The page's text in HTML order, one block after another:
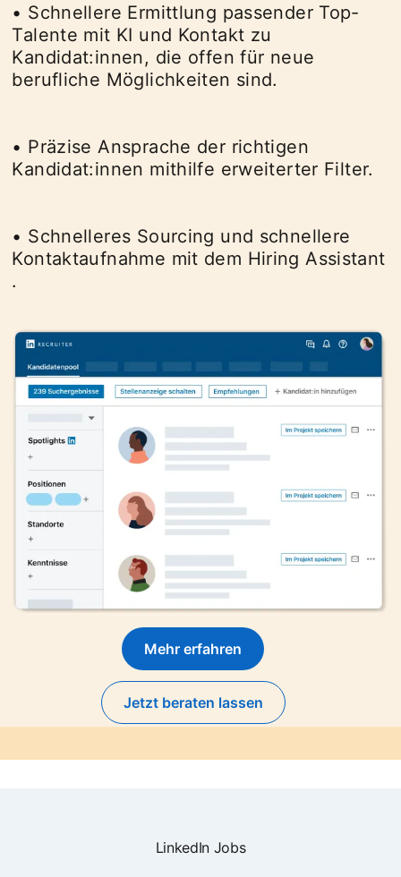
• Schnellere Ermittlung passender Top-
Talente mit KI und Kontakt zu
Kandidat:innen, die offen für neue
berufliche Möglichkeiten sind​.
• Präzise Ansprache der richtigen
Kandidat:innen mithilfe erweiterter Filter​.
• Schnelleres Sourcing und schnellere
Kontaktaufnahme mit dem Hiring Assistant​
.
Mehr erfahren
Jetzt beraten lassen
LinkedIn Jobs